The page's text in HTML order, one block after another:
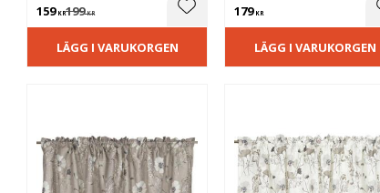
vardagsrum.
159KR199KR Lägg till i favoriter
LÄGG I VARUKORGEN
179KR
LÄGG I VARUKORGEN